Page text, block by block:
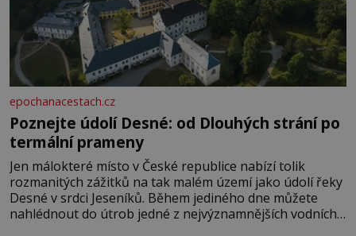
epochanacestach.cz
Poznejte údolí Desné: od Dlouhých strání po
termální prameny
Jen málokteré místo v České republice nabízí tolik
rozmanitých zážitků na tak malém území jako údolí řeky
Desné v srdci Jeseníků. Během jediného dne můžete
nahlédnout do útrob jedné z nejvýznamnějších vodních